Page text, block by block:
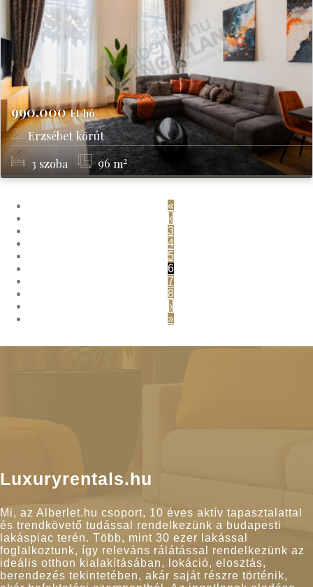
990,000Ft/hó
Erzsébet körút
Budapest, VII kerület
3 szoba 96m2
«
‹
3
4
5
6
7
8
›
»
Luxuryrentals.hu
Mi, az Alberlet.hu csoport, 10 éves aktív tapasztalattal
és trendkövető tudással rendelkezünk a budapesti
lakáspiac terén. Több, mint 30 ezer lakással
foglalkoztunk, így releváns rálátással rendelkezünk az
ideális otthon kialakításában, lokáció, elosztás,
berendezés tekintetében, akár saját részre történik,